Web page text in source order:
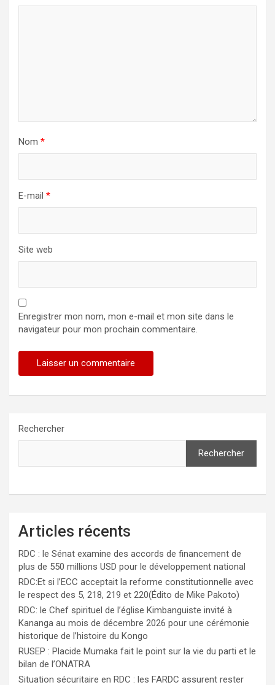
Nom *
E-mail *
Site web
Enregistrer mon nom, mon e-mail et mon site dans le
navigateur pour mon prochain commentaire.
Rechercher
Rechercher
Articles récents
RDC : le Sénat examine des accords de financement de
plus de 550 millions USD pour le développement national
RDC:Et si l’ECC acceptait la reforme constitutionnelle avec
le respect des 5, 218, 219 et 220(Édito de Mike Pakoto)
RDC: le Chef spirituel de l’église Kimbanguiste invité à
Kananga au mois de décembre 2026 pour une cérémonie
historique de l’histoire du Kongo
RUSEP : Placide Mumaka fait le point sur la vie du parti et le
bilan de l’ONATRA
Situation sécuritaire en RDC : les FARDC assurent rester